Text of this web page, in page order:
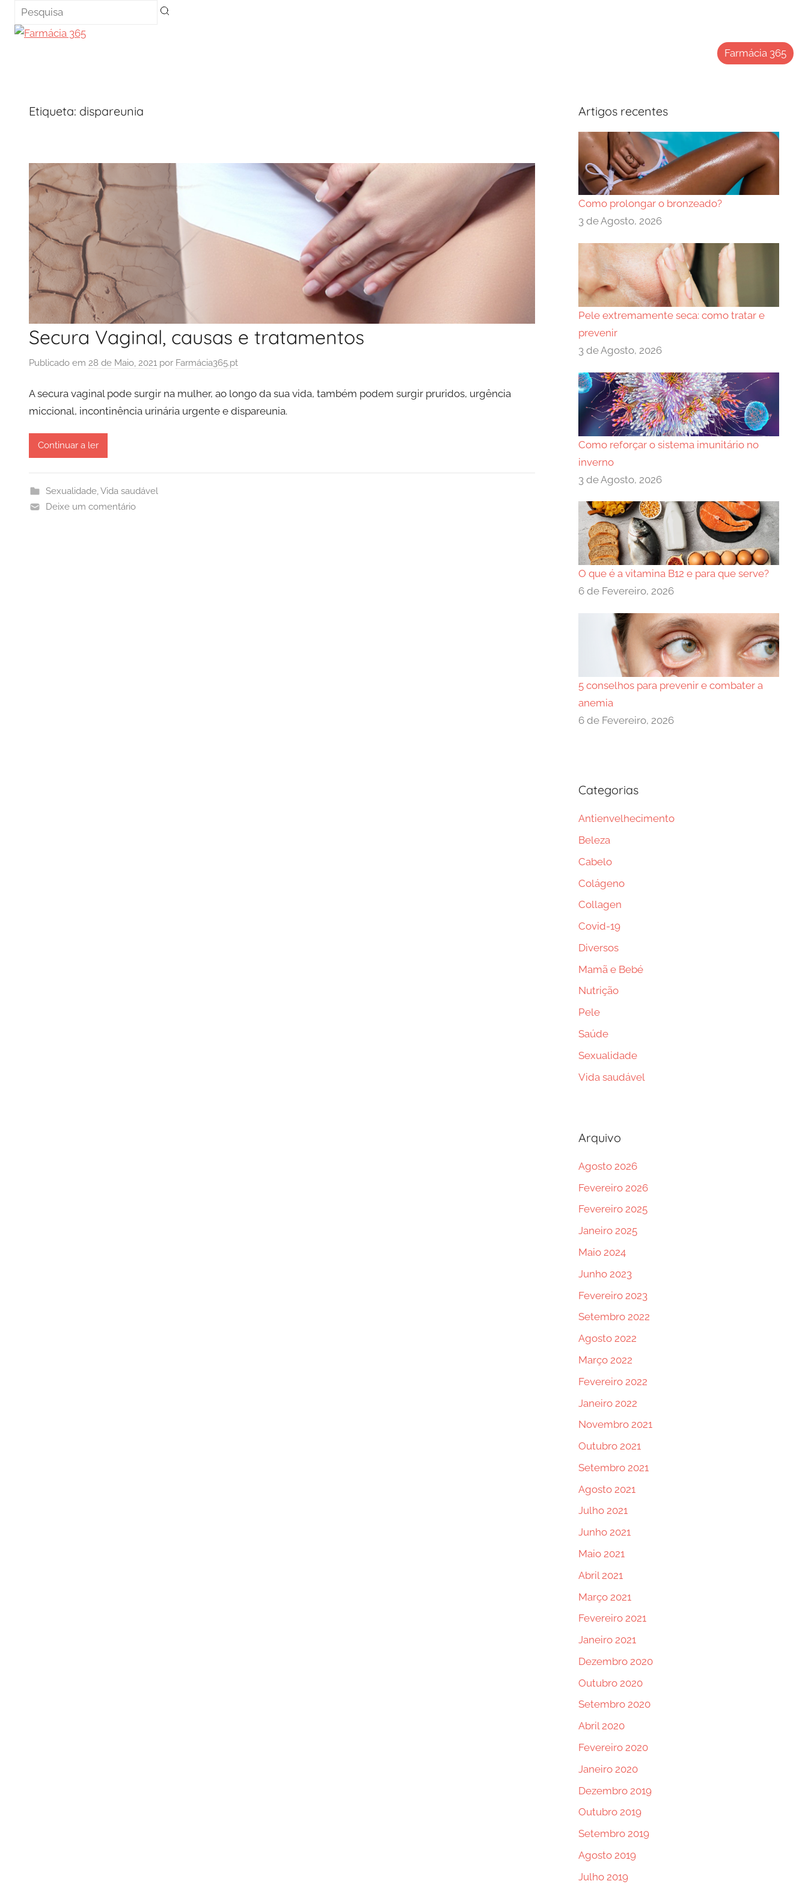
Saltar
para
Farmácia 365
Etiqueta: dispareunia
Secura Vaginal, causas e tratamentos
Publicado em 28 de Maio, 2021 por Farmácia365.pt
A secura vaginal pode surgir na mulher, ao longo da sua vida, também podem surgir pruridos, urgência
miccional, incontinência urinária urgente e dispareunia.
Continuar a ler
Sexualidade,Vida saudável
Deixe um comentário
Artigos recentes
Como prolongar o bronzeado?
3 de Agosto, 2026
Pele extremamente seca: como tratar e
prevenir
3 de Agosto, 2026
Como reforçar o sistema imunitário no
inverno
3 de Agosto, 2026
O que é a vitamina B12 e para que serve?
6 de Fevereiro, 2026
5 conselhos para prevenir e combater a
anemia
6 de Fevereiro, 2026
Categorias
Antienvelhecimento
Beleza
Cabelo
Colágeno
Collagen
Covid-19
Diversos
Mamã e Bebé
Nutrição
Pele
Saúde
Sexualidade
Vida saudável
Arquivo
Agosto 2026
Fevereiro 2026
Fevereiro 2025
Janeiro 2025
Maio 2024
Junho 2023
Fevereiro 2023
Setembro 2022
Agosto 2022
Março 2022
Fevereiro 2022
Janeiro 2022
Novembro 2021
Outubro 2021
Setembro 2021
Agosto 2021
Julho 2021
Junho 2021
Maio 2021
Abril 2021
Março 2021
Fevereiro 2021
Janeiro 2021
Dezembro 2020
Outubro 2020
Setembro 2020
Abril 2020
Fevereiro 2020
Janeiro 2020
Dezembro 2019
Outubro 2019
Setembro 2019
Agosto 2019
Julho 2019